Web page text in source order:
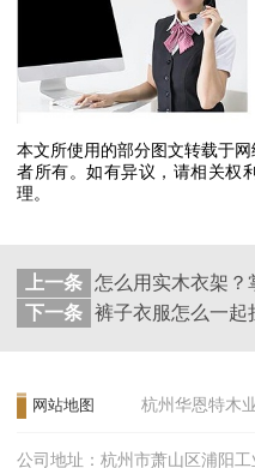
本文所使用的部分图文转载于
者所有。如有异议，请相关权
理。
上一条
下一条
网站地图 杭州华恩特木
公司地址：杭州市萧山区浦阳